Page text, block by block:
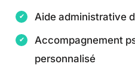
Aide administrative
Accompagnement
personnalisé